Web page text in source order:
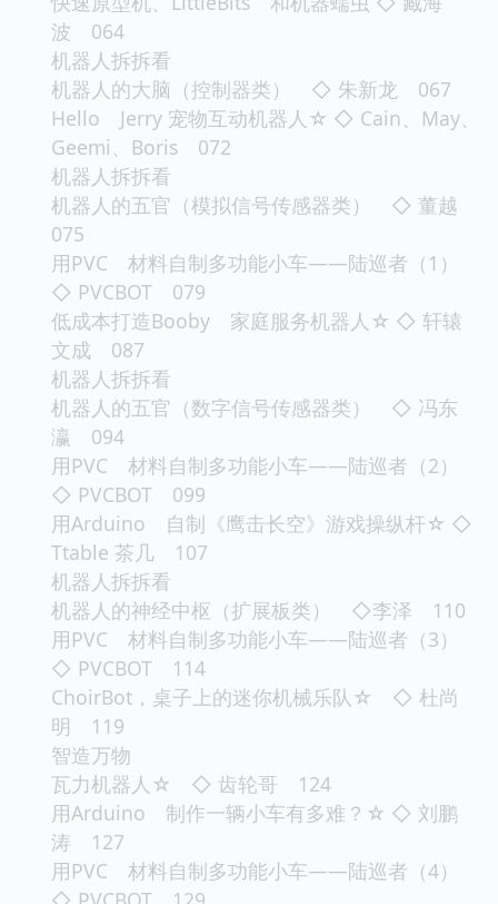
波 064
机器人拆拆看
机器人的大脑（控制器类） ◇ 朱新龙 067
Hello Jerry 宠物互动机器人☆ ◇ Cain、May、
Geemi、Boris 072
机器人拆拆看
机器人的五官（模拟信号传感器类） ◇ 董越
075
用PVC 材料自制多功能小车——陆巡者（1）
◇ PVCBOT 079
低成本打造Booby 家庭服务机器人☆ ◇ 轩辕
文成 087
机器人拆拆看
机器人的五官（数字信号传感器类） ◇ 冯东
瀛 094
用PVC 材料自制多功能小车——陆巡者（2）
◇ PVCBOT 099
用Arduino 自制《鹰击长空》游戏操纵杆☆ ◇
Ttable 茶几 107
机器人拆拆看
机器人的神经中枢（扩展板类） ◇李泽 110
用PVC 材料自制多功能小车——陆巡者（3）
◇ PVCBOT 114
ChoirBot，桌子上的迷你机械乐队☆ ◇ 杜尚
明 119
智造万物
瓦力机器人☆ ◇ 齿轮哥 124
用Arduino 制作一辆小车有多难？☆ ◇ 刘鹏
涛 127
用PVC 材料自制多功能小车——陆巡者（4）